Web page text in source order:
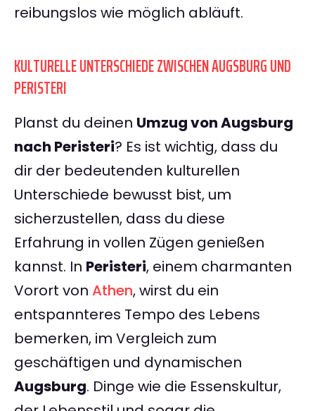
reibungslos wie möglich abläuft.
KULTURELLE UNTERSCHIEDE ZWISCHEN AUGSBURG UND
PERISTERI
Planst du deinen Umzug von Augsburg
nach Peristeri? Es ist wichtig, dass du
dir der bedeutenden kulturellen
Unterschiede bewusst bist, um
sicherzustellen, dass du diese
Erfahrung in vollen Zügen genießen
kannst. In Peristeri, einem charmanten
Vorort von Athen, wirst du ein
entspannteres Tempo des Lebens
bemerken, im Vergleich zum
geschäftigen und dynamischen
Augsburg. Dinge wie die Essenskultur,